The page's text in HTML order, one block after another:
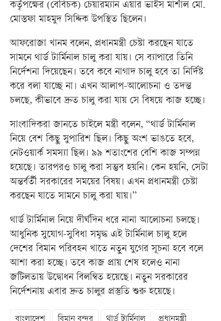
কর্তৃপক্ষের (বেবিচক) চেয়ারম্যান এয়ার ভাইস মার্শাল মো.
মোস্তফা মাহমুদ সিদ্দিক উপস্থিত ছিলেন।
আফরোজা খানম বলেন, প্রধানমন্ত্রী চেষ্টা করছেন যাতে
সামনে থার্ড টার্মিনাল চালু করা যায়। সে ব্যাপারে তিনি
নির্দেশনা দিয়েছেন। তবে কবে নাগাদ চালু হবে তা নির্দিষ্ট
করে বলা যাচ্ছে না। এখন আলাপ-আলোচনা ও তদন্ত
চলছে, কীভাবে দ্রুত চালু করা যায় সে বিষয়ে কাজ হচ্ছে।
সাংবাদিকরা জানতে চাইলে মন্ত্রী বলেন, “থার্ড টার্মিনাল
নিয়ে বেশ কিছু সুপারিশ ছিল। কিছু অংশ ভাঙতে হবে,
নেটওয়ার্ক সমস্যা ছিল। ৯৯ শতাংশের বেশি কাজ সম্পন্ন
হয়েছে। তারপরও চালু করা সম্ভব হয়নি। কেন হয়নি, সেটা
অন্তর্বর্তী সরকারের সময়ের বিষয়। এখন প্রধানমন্ত্রী চেষ্টা
করছেন যাতে সামনে চালু করা যায়।”
থার্ড টার্মিনাল নিয়ে দীর্ঘদিন ধরে নানা আলোচনা চলছে।
আধুনিক সুযোগ-সুবিধা সমৃদ্ধ এই টার্মিনাল চালু হলে
দেশের বিমান পরিবহন খাতে নতুন যুগের সূচনা হবে বলে
আশা করা হচ্ছে। তবে কাজ প্রায় শেষ হলেও নানা
জটিলতায় উদ্বোধন বিলম্বিত হয়েছে। নতুন সরকারের
নির্দেশনায় এবার দ্রুত চালুর প্রস্তুতি শুরু হয়েছে।